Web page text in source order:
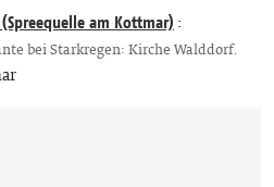
am Kottmar) :
bei Starkregen: Kirche Walddorf.